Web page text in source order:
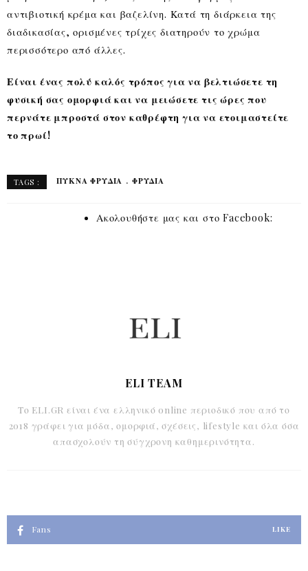
αντιβιοτική κρέμα και βαζελίνη. Κατά τη διάρκεια της
διαδικασίας, ορισμένες τρίχες διατηρούν το χρώμα
περισσότερο από άλλες.
Είναι ένας πολύ καλός τρόπος για να βελτιώσετε τη
φυσική σας ομορφιά και να μειώσετε τις ώρες που
περνάτε μπροστά στον καθρέφτη για να ετοιμαστείτε
το πρωί!
TAGS : ΠΥΚΝΆ ΦΡΎΔΙΑ ΦΡΎΔΙΑ
Ακολουθήστε μας και στο Facebook:
ELI TEAM
Το ELI.GR είναι ένα ελληνικό online περιοδικό που από το
2018 γράφει για μόδα, ομορφιά, σχέσεις, lifestyle και όλα όσα
απασχολούν τη σύγχρονη καθημερινότητα.
Fans LIKE